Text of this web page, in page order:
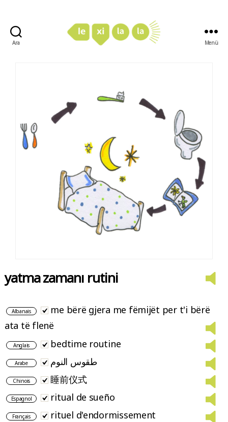
Ara Menü
yatma zamanı rutini
Albanais
me bërë gjera me fëmijët per t'i bërë
ata të flenë
Anglais bedtime routine
Arabe طقوس النوم
Chinois 睡前仪式
Espagnol ritual de sueño
Français rituel d'endormissement